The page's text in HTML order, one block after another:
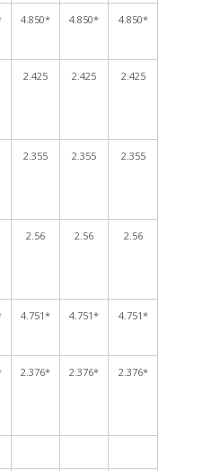
4.850* 4.850* 4.850*
2.425 2.425 2.425
2.355 2.355 2.355
2.56 2.56 2.56
4.751* 4.751* 4.751*
2.376* 2.376* 2.376*